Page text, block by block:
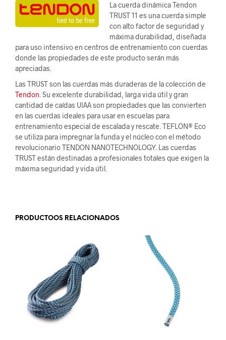
La cuerda dinámica Tendon
TRUST 11 es una cuerda simple
con alto factor de seguridad y
máxima durabilidad, diseñada
para uso intensivo en centros de entrenamiento con cuerdas
donde las propiedades de este producto serán más
apreciadas.
Las TRUST son las cuerdas más duraderas de la colección de
Tendon . Su excelente durabilidad, larga vida útil y gran
cantidad de caídas UIAA son propiedades que las convierten
en las cuerdas ideales para usar en escuelas para
entrenamiento especial de escalada y rescate. TEFLON® Eco
se utiliza para impregnar la funda y el núcleo con el método
revolucionario TENDON NANOTECHNOLOGY. Las cuerdas
TRUST están destinadas a profesionales totales que exigen la
máxima seguridad y vida útil.
PRODUCTOOS RELACIONADOS